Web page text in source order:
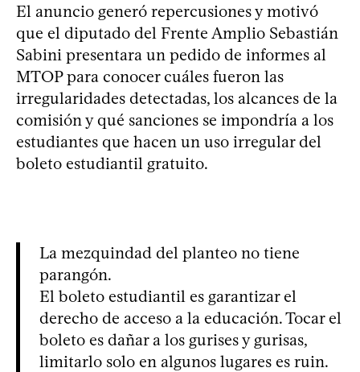
El anuncio generó repercusiones y motivó
que el diputado del Frente Amplio Sebastián
Sabini presentara un pedido de informes al
MTOP para conocer cuáles fueron las
irregularidades detectadas, los alcances de la
comisión y qué sanciones se impondría a los
estudiantes que hacen un uso irregular del
boleto estudiantil gratuito.
La mezquindad del planteo no tiene
parangón.
El boleto estudiantil es garantizar el
derecho de acceso a la educación. Tocar el
boleto es dañar a los gurises y gurisas,
limitarlo solo en algunos lugares es ruin.